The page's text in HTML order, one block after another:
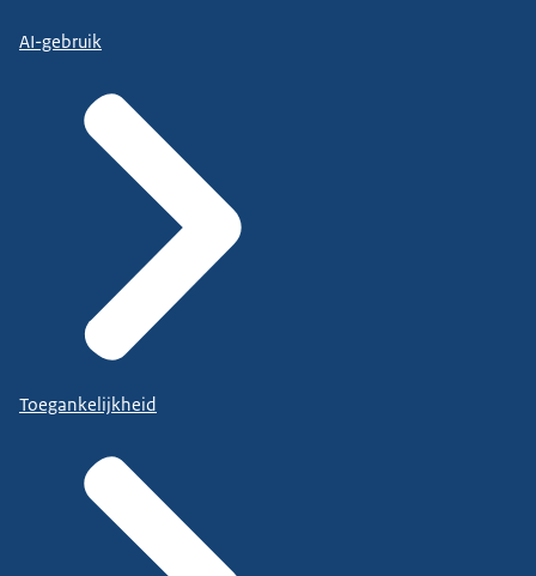
AI-gebruik
Toegankelijkheid